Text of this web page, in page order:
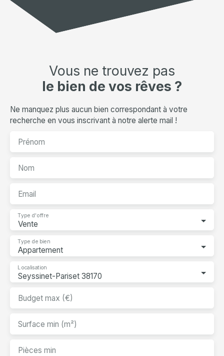
Vous ne trouvez pas
le bien de vos rêves ?
Ne manquez plus aucun bien correspondant à votre
recherche en vous inscrivant à notre alerte mail !
Prénom
Nom
Email
Vente
Type d'offre
Appartement
Type de bien
Seyssinet-Pariset 38170
Localisation
Budget max (€)
Surface min (m²)
Pièces min